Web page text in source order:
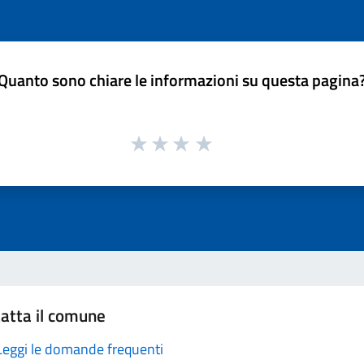
sono chiare le informazioni su questa
il comune
le domande frequenti